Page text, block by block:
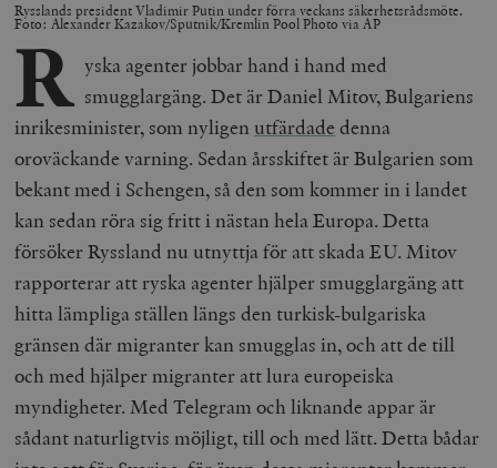
Rysslands president Vladimir Putin under förra veckans säkerhetsrådsmöte.
Foto: Alexander Kazakov/Sputnik/Kremlin Pool Photo via AP
R yska agenter jobbar hand i hand med
smugglargäng. Det är Daniel Mitov, Bulgariens
inrikesminister, som nyligen utfärdade denna
oroväckande varning. Sedan årsskiftet är Bulgarien som
bekant med i Schengen, så den som kommer in i landet
kan sedan röra sig fritt i nästan hela Europa. Detta
försöker Ryssland nu utnyttja för att skada EU. Mitov
rapporterar att ryska agenter hjälper smugglargäng att
hitta lämpliga ställen längs den turkisk-bulgariska
gränsen där migranter kan smugglas in, och att de till
och med hjälper migranter att lura europeiska
myndigheter. Med Telegram och liknande appar är
sådant naturligtvis möjligt, till och med lätt. Detta bådar